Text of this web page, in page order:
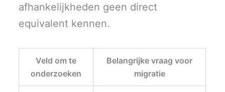
afhankelijkheden geen direct
equivalent kennen.
Veld om te
onderzoeken
Belangrijke vraag voor
migratie